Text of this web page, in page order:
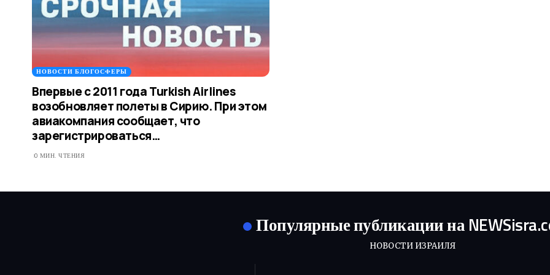
НОВОСТИ БЛОГОСФЕРЫ
Впервые с 2011 года Turkish Airlines
возобновляет полеты в Сирию. При этом
авиакомпания сообщает, что
зарегистрироваться…
0 МИН. ЧТЕНИЯ
Популярные публикации на
НОВОСТИ ИЗРАИЛЯ